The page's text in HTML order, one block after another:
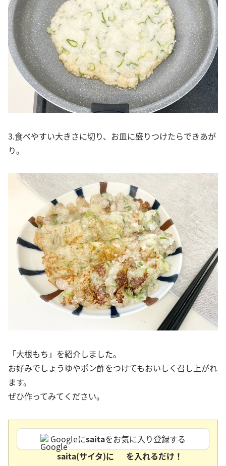
3.食べやすい大きさに切り、お皿に盛りつけたらできあが
り。
「大根もち」を紹介しました。
お好みでしょうゆやポン酢をつけてもおいしく召し上がれ
ます。
ぜひ作ってみてください。
Googleにsaitaをお気に入り登録する
saita(サイタ)に
を入れるだけ！